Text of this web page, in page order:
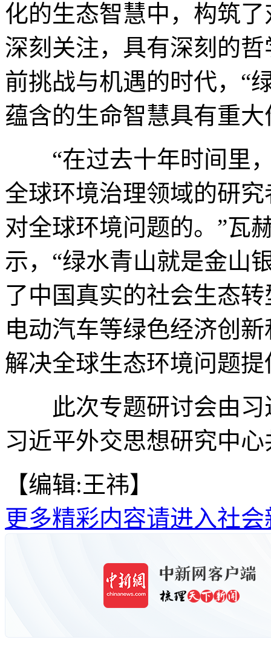
化的生态智慧中，构筑
深刻关注，具有深刻的
前挑战与机遇的时代，“
蕴含的生命智慧具有重大
“在过去十年时间里，
全球环境治理领域的研
对全球环境问题的。”瓦
示，“绿水青山就是金山
了中国真实的社会生态
电动汽车等绿色经济创
解决全球生态环境问题
此次专题研讨会由习
习近平外交思想研究中
【编辑:王祎】
更多精彩内容请进入社会